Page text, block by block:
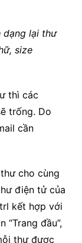
dạng lại thư
size
thì các
trống. Do
cần
cho cùng
điện tử của
kết hợp với
“Trang đầu”,
thư được